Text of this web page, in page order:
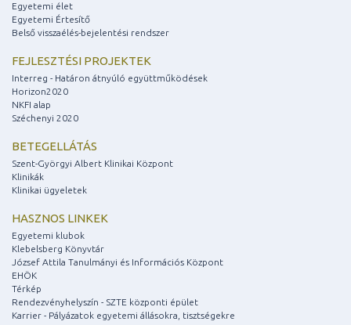
Egyetemi élet
Egyetemi Értesítő
Belső visszaélés-bejelentési rendszer
FEJLESZTÉSI PROJEKTEK
Interreg - Határon átnyúló együttműködések
Horizon2020
NKFI alap
Széchenyi 2020
BETEGELLÁTÁS
Szent-Györgyi Albert Klinikai Központ
Klinikák
Klinikai ügyeletek
HASZNOS LINKEK
Egyetemi klubok
Klebelsberg Könyvtár
József Attila Tanulmányi és Információs Központ
EHÖK
Térkép
Rendezvényhelyszín - SZTE központi épület
Karrier - Pályázatok egyetemi állásokra, tisztségekre